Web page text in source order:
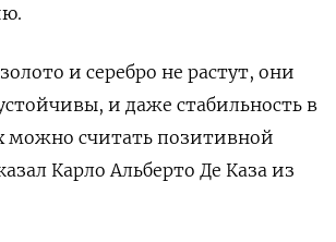
и серебро не растут, они
и даже стабильность в
можно считать позитивной
Карло Альберто Де Каза из